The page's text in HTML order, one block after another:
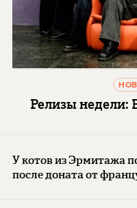
Релизы недели:
У котов из Эрмитажа
после доната от